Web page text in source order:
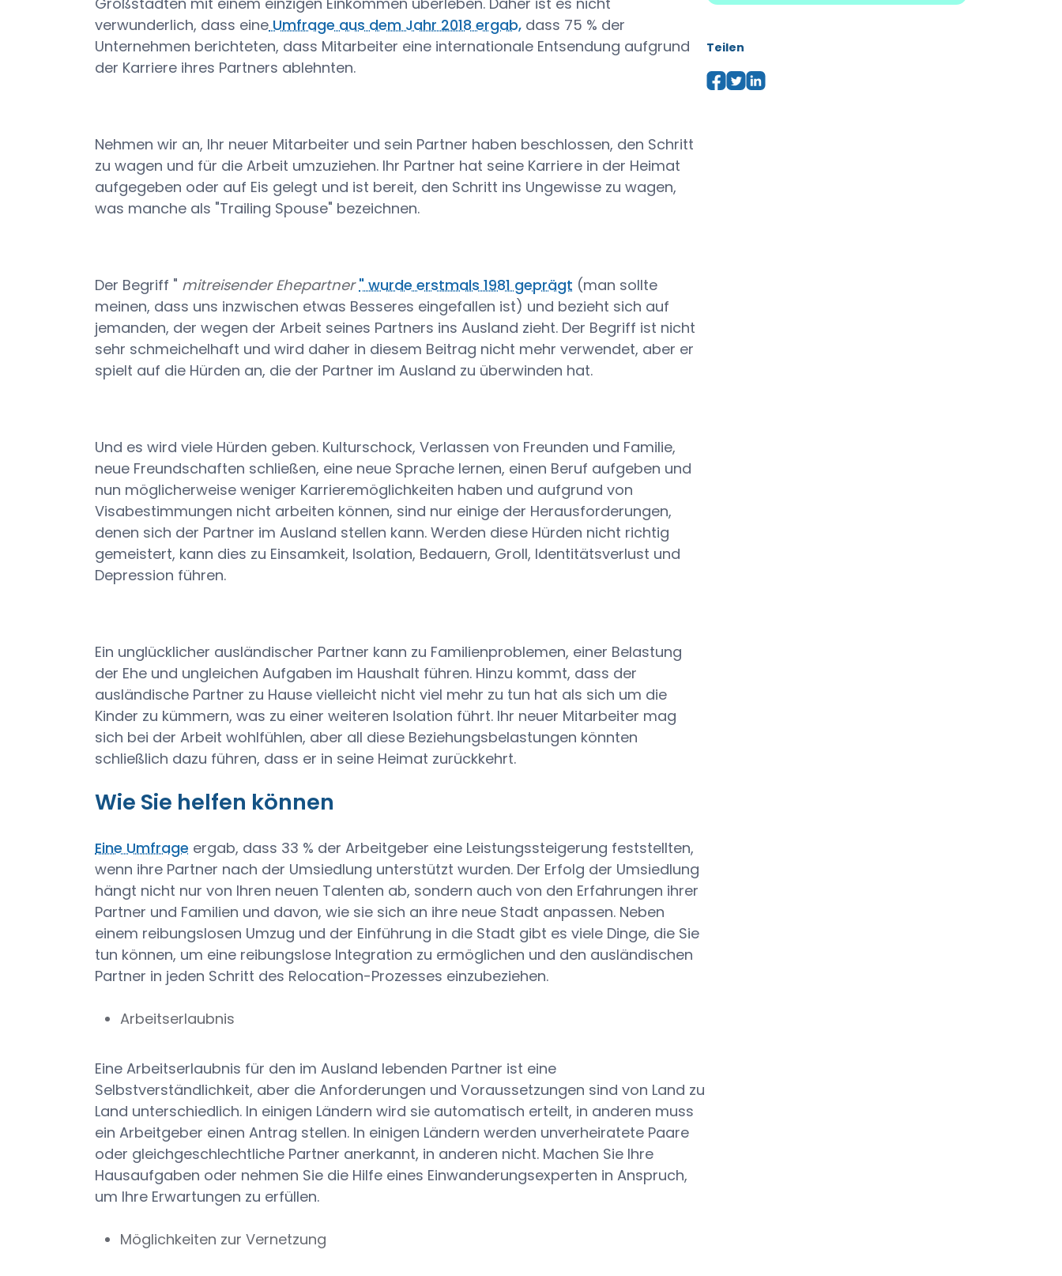
verwunderlich, dass eine Umfrage aus dem Jahr 2018 ergab, dass 75 % der
Unternehmen berichteten, dass Mitarbeiter eine internationale Entsendung aufgrund
der Karriere ihres Partners ablehnten.
Nehmen wir an, Ihr neuer Mitarbeiter und sein Partner haben beschlossen, den Schritt
zu wagen und für die Arbeit umzuziehen. Ihr Partner hat seine Karriere in der Heimat
aufgegeben oder auf Eis gelegt und ist bereit, den Schritt ins Ungewisse zu wagen,
was manche als "Trailing Spouse" bezeichnen.
Der Begriff " mitreisender Ehepartner " wurde erstmals 1981 geprägt (man sollte
meinen, dass uns inzwischen etwas Besseres eingefallen ist) und bezieht sich auf
jemanden, der wegen der Arbeit seines Partners ins Ausland zieht. Der Begriff ist nicht
sehr schmeichelhaft und wird daher in diesem Beitrag nicht mehr verwendet, aber er
spielt auf die Hürden an, die der Partner im Ausland zu überwinden hat.
Und es wird viele Hürden geben. Kulturschock, Verlassen von Freunden und Familie,
neue Freundschaften schließen, eine neue Sprache lernen, einen Beruf aufgeben und
nun möglicherweise weniger Karrieremöglichkeiten haben und aufgrund von
Visabestimmungen nicht arbeiten können, sind nur einige der Herausforderungen,
denen sich der Partner im Ausland stellen kann. Werden diese Hürden nicht richtig
gemeistert, kann dies zu Einsamkeit, Isolation, Bedauern, Groll, Identitätsverlust und
Depression führen.
Ein unglücklicher ausländischer Partner kann zu Familienproblemen, einer Belastung
der Ehe und ungleichen Aufgaben im Haushalt führen. Hinzu kommt, dass der
ausländische Partner zu Hause vielleicht nicht viel mehr zu tun hat als sich um die
Kinder zu kümmern, was zu einer weiteren Isolation führt. Ihr neuer Mitarbeiter mag
sich bei der Arbeit wohlfühlen, aber all diese Beziehungsbelastungen könnten
schließlich dazu führen, dass er in seine Heimat zurückkehrt.
Wie Sie helfen können
Eine Umfrage ergab, dass 33 % der Arbeitgeber eine Leistungssteigerung feststellten,
wenn ihre Partner nach der Umsiedlung unterstützt wurden. Der Erfolg der Umsiedlung
hängt nicht nur von Ihren neuen Talenten ab, sondern auch von den Erfahrungen ihrer
Partner und Familien und davon, wie sie sich an ihre neue Stadt anpassen. Neben
einem reibungslosen Umzug und der Einführung in die Stadt gibt es viele Dinge, die Sie
tun können, um eine reibungslose Integration zu ermöglichen und den ausländischen
Partner in jeden Schritt des Relocation-Prozesses einzubeziehen.
Arbeitserlaubnis
Eine Arbeitserlaubnis für den im Ausland lebenden Partner ist eine
Selbstverständlichkeit, aber die Anforderungen und Voraussetzungen sind von Land zu
Land unterschiedlich. In einigen Ländern wird sie automatisch erteilt, in anderen muss
ein Arbeitgeber einen Antrag stellen. In einigen Ländern werden unverheiratete Paare
oder gleichgeschlechtliche Partner anerkannt, in anderen nicht. Machen Sie Ihre
Hausaufgaben oder nehmen Sie die Hilfe eines Einwanderungsexperten in Anspruch,
um Ihre Erwartungen zu erfüllen.
Möglichkeiten zur Vernetzung
Teilen